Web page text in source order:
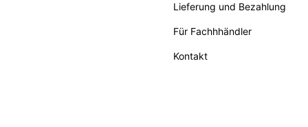
Lieferung und Bezahlung
Für Fachhhändler
Kontakt